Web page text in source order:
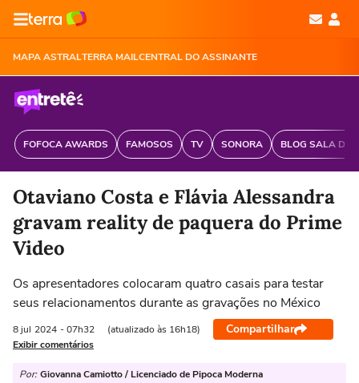
MAPA ASTRALTERRA MAILCENTRAL DO ASSINANTE
FOFOCA AWARDS FAMOSOS TV SONORA BLOG SALA DE
Otaviano Costa e Flávia Alessandra
gravam reality de paquera do Prime
Video
Os apresentadores colocaram quatro casais para testar
seus relacionamentos durante as gravações no México
8 jul 2024 - 07h32 (atualizado às 16h18) Compartilhar
Exibir comentários
Por: Giovanna Camiotto / Licenciado de Pipoca Moderna